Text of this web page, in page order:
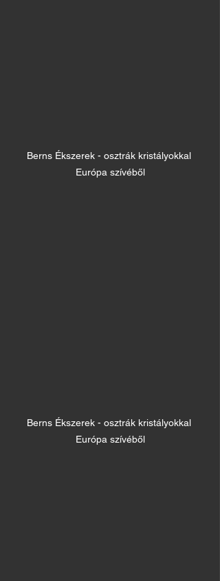
Berns Ékszerek - osztrák kristályokkal
Európa szívéből
Berns Ékszerek - osztrák kristályokkal
Európa szívéből